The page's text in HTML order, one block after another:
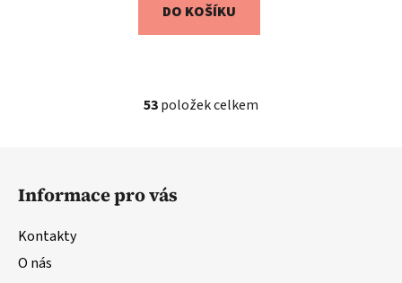
DO KOŠÍKU
O
53položek celkem
Informace pro vás
Kontakty
O nás